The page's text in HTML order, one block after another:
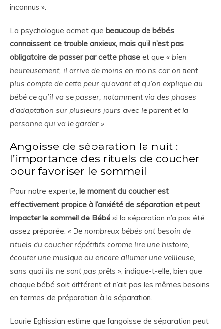
inconnus ».
La psychologue admet que beaucoup de bébés
connaissent ce trouble anxieux, mais qu’il n’est pas
obligatoire de passer par cette phase et que « bien
heureusement, il arrive de moins en moins car on tient
plus compte de cette peur qu’avant et qu’on explique au
bébé ce qu’il va se passer, notamment via des phases
d’adaptation sur plusieurs jours avec le parent et la
personne qui va le garder ».
Angoisse de séparation la nuit :
l’importance des rituels de coucher
pour favoriser le sommeil
Pour notre experte, le moment du coucher est
effectivement propice à l’anxiété de séparation et peut
impacter le sommeil de Bébé si la séparation n’a pas été
assez préparée. « De nombreux bébés ont besoin de
rituels du coucher répétitifs comme lire une histoire,
écouter une musique ou encore allumer une veilleuse,
sans quoi ils ne sont pas prêts », indique-t-elle, bien que
chaque bébé soit différent et n’ait pas les mêmes besoins
en termes de préparation à la séparation.
Laurie Eghissian estime que l’angoisse de séparation peut